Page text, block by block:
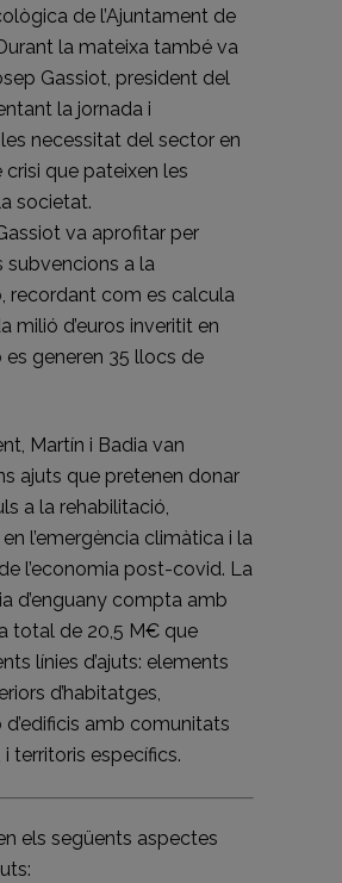
de l’Ajuntament de
la mateixa també va
Gassiot, president del
la jornada i
necessitat del sector en
crisi que pateixen les
societat.
va aprofitar per
subvencions a la
recordant com es calcula
milió d’euros inveritit en
es generen 35 llocs de
Martín i Badia van
ajuts que pretenen donar
a la rehabilitació,
l’emergència climàtica i la
l’economia post-covid. La
d’enguany compta amb
total de 20,5 M€ que
línies d’ajuts: elements
d’habitatges,
d’edificis amb comunitats
territoris específics.
els següents aspectes